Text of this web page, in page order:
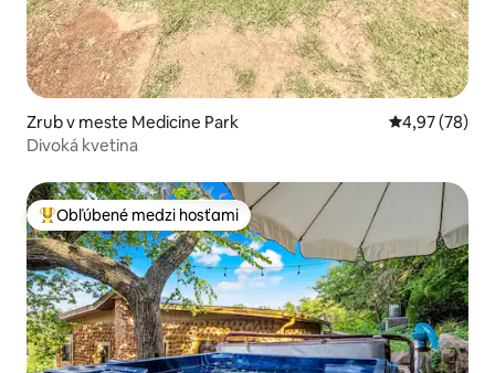
Zrub v meste Medicine Park Priemerné
4,97 (78)
Divoká kvetina
Najobľúbenejšie medzi hosťami
Obľúbené medzi hosťami